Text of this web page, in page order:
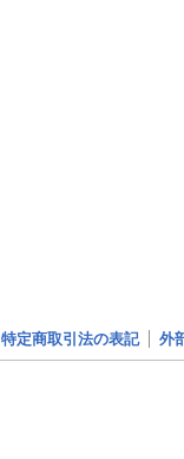
特定商取引法の表記 外